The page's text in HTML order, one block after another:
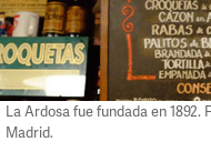
La Ardosa fue fundada en
Madrid.